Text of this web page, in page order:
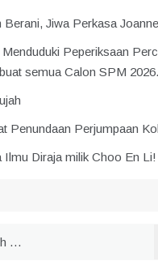
Berani, Jiwa Perkasa
Peperiksaan
semua Calon SPM 2026.
Penundaan Perjumpaan
Ilmu Diraja milik Choo En Li!